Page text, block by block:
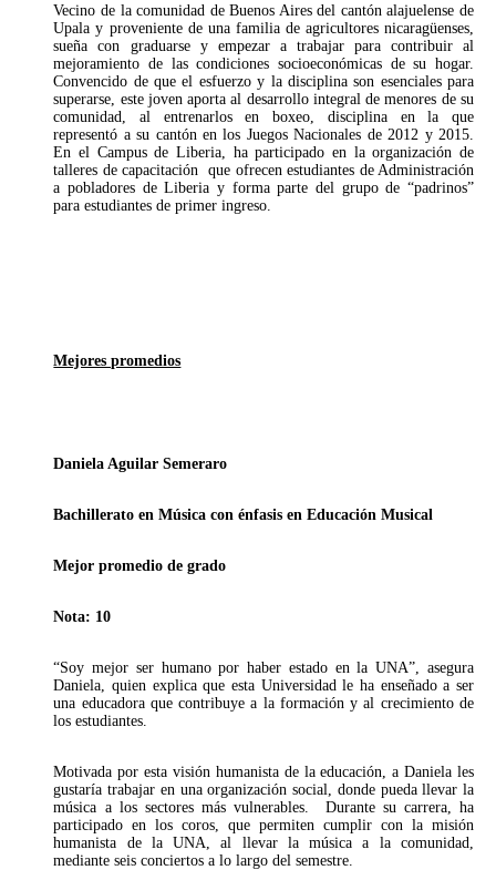
Vecino de la comunidad de Buenos Aires del cantón alajuelense de
Upala y proveniente de una familia de agricultores nicaragüenses,
sueña con graduarse y empezar a trabajar para contribuir al
mejoramiento de las condiciones socioeconómicas de su hogar.
Convencido de que el esfuerzo y la disciplina son esenciales para
superarse, este joven aporta al desarrollo integral de menores de su
comunidad, al entrenarlos en boxeo, disciplina en la que
representó a su cantón en los Juegos Nacionales de 2012 y 2015.
En el Campus de Liberia, ha participado en la organización de
talleres de capacitación que ofrecen estudiantes de Administración
a pobladores de Liberia y forma parte del grupo de “padrinos”
para estudiantes de primer ingreso.
Mejores promedios
Daniela Aguilar Semeraro
Bachillerato en Música con énfasis en Educación Musical
Mejor promedio de grado
Nota: 10
“Soy mejor ser humano por haber estado en la UNA”, asegura
Daniela, quien explica que esta Universidad le ha enseñado a ser
una educadora que contribuye a la formación y al crecimiento de
los estudiantes.
Motivada por esta visión humanista de la educación, a Daniela les
gustaría trabajar en una organización social, donde pueda llevar la
música a los sectores más vulnerables. Durante su carrera, ha
participado en los coros, que permiten cumplir con la misión
humanista de la UNA, al llevar la música a la comunidad,
mediante seis conciertos a lo largo del semestre.